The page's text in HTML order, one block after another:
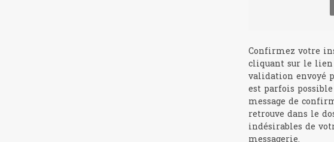
Confirmez votre
cliquant sur le lien
validation envoyé
est parfois possible
message de
retrouve dans le
indésirables de